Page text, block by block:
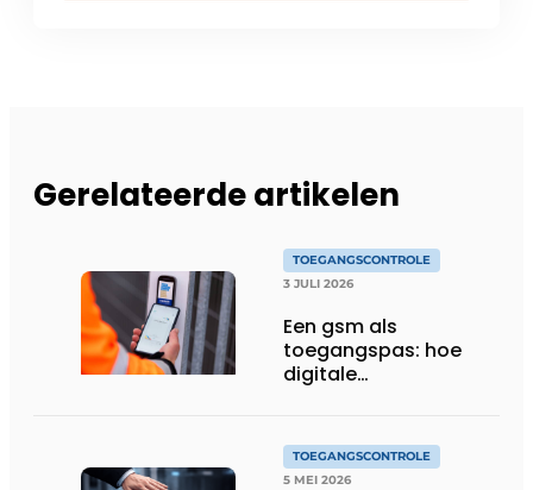
Gerelateerde artikelen
TOEGANGSCONTROLE
3 JULI 2026
Een gsm als
toegangspas: hoe
digitale
TOEGANGSCONTROLE
5 MEI 2026